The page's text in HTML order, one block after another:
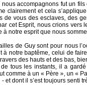
accompagnons fut un
clairement et cela
de vous des esclaves, des
cet Esprit, nous crions vers
à notre esprit que nous
de Guy sont pour nous
à notre baptême, celui de
des hauts et des bas,
tous les instants, il a
comme à un « Père », un «
et dont il s’est toujours senti